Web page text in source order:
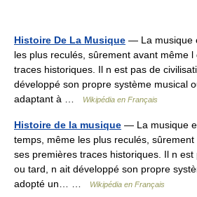
Histoire De La Musique — La musique
les plus reculés, sûrement avant même
traces historiques. Il n est pas de
développé son propre système musical
adaptant à …
Wikipédia en Français
Histoire de la musique — La musique
temps, même les plus reculés,
ses premières traces historiques. Il n
ou tard, n ait développé son propre
adopté un… …
Wikipédia en Français